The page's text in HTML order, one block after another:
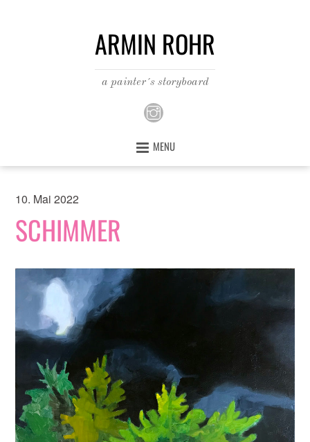
ARMIN ROHR
a painter´s storyboard
MENU
10. Mai 2022
SCHIMMER